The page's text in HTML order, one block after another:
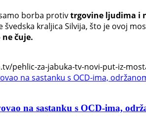
borba protivtrgovine ljudima i
švedska kraljica Silvija, što je ovoj
čuje.
pehlic-za-jabuka-tv-novi-put-iz-
na sastanku s OCD-ima,